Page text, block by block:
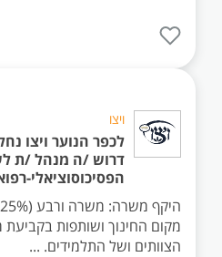
ויצו
לכפר הנוער ויצו
דרוש /ה מנהל /ת
הפסיכוסוציאלי-
מקום החינוך ושותפות בקביעת
הצוותים ושל התלמידים. ...